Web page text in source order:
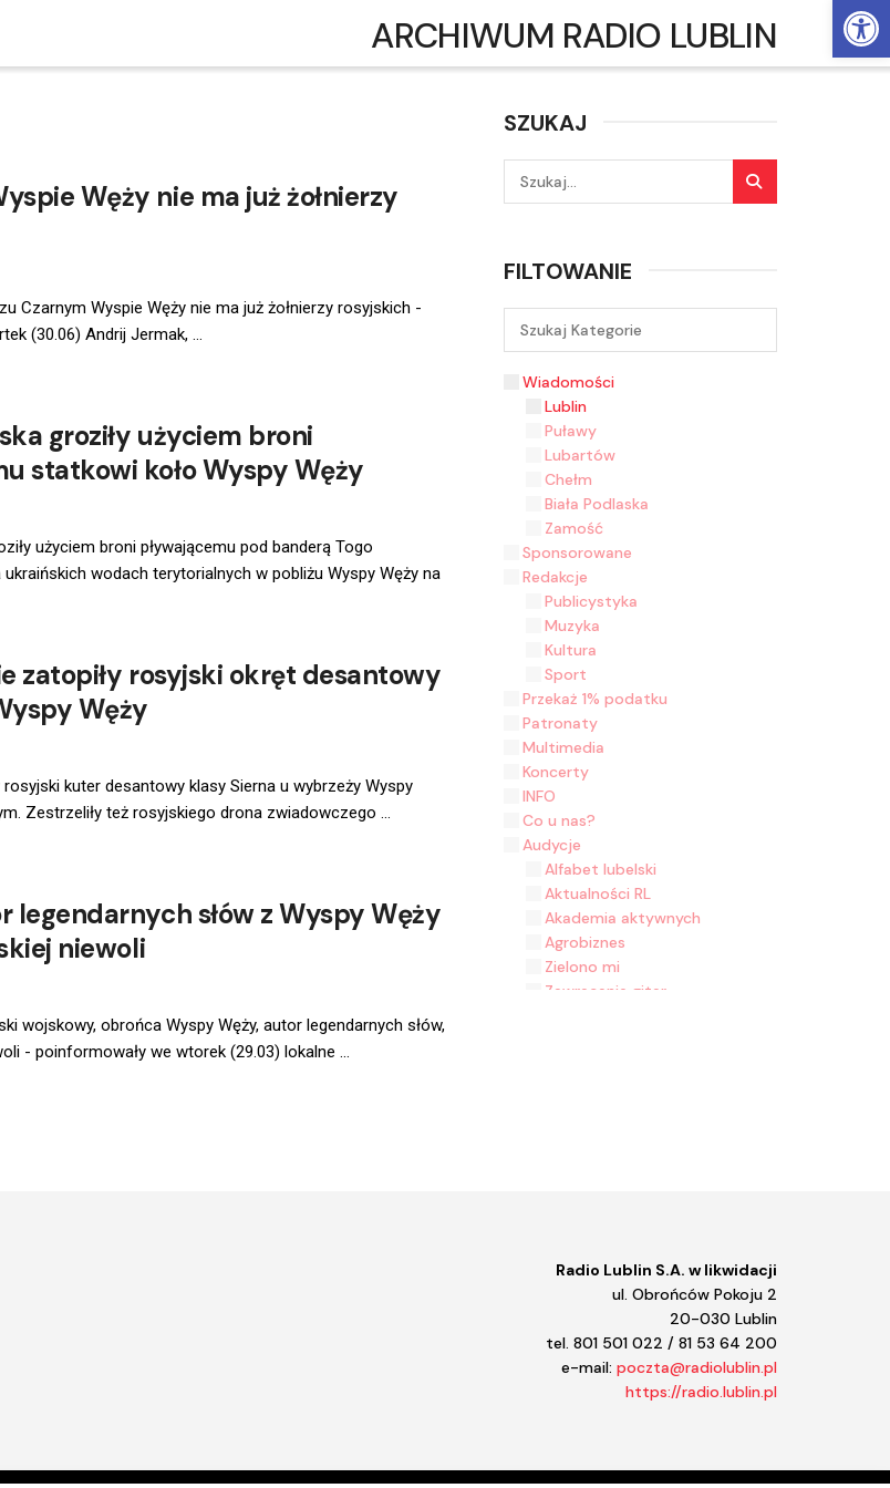
ARCHIWUM RADIO LUBLIN
Węży nie ma już żołnierzy
Czarnym Wyspie Węży nie ma już żołnierzy rosyjskich -
(30.06) Andrij Jermak, ...
groziły użyciem broni
statkowi koło Wyspy Węży
użyciem broni pływającemu pod banderą Togo
wodach terytorialnych w pobliżu Wyspy Węży na
zatopiły rosyjski okręt desantowy
Węży
rosyjski kuter desantowy klasy Sierna u wybrzeży Wyspy
Zestrzeliły też rosyjskiego drona zwiadowczego ...
legendarnych słów z Wyspy Węży
niewoli
wojskowy, obrońca Wyspy Węży, autor legendarnych słów,
- poinformowały we wtorek (29.03) lokalne ...
SZUKAJ
FILTOWANIE
Wiadomości
Lublin
Puławy
Lubartów
Chełm
Biała Podlaska
Zamość
Sponsorowane
Redakcje
Publicystyka
Muzyka
Kultura
Sport
Przekaż 1% podatku
Patronaty
Multimedia
Koncerty
INFO
Co u nas?
Audycje
Alfabet lubelski
Aktualności RL
Akademia aktywnych
Agrobiznes
Zielono mi
Zawracanie gitar
Taka piosenka taka ballada
Sztuka z polotem
Radio Lublin S.A. w likwidacji
ul. Obrońców Pokoju 2
20-030 Lublin
tel. 801 501 022 / 81 53 64 200
e-mail: poczta@radiolublin.pl
https://radio.lublin.pl